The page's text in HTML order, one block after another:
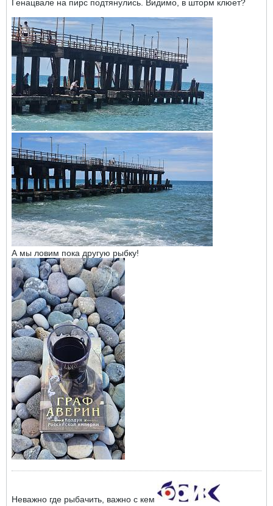
Генацвале на пирс подтянулись. Видимо, в шторм клюет?
А мы ловим пока другую рыбку!
Неважно где рыбачить, важно с кем